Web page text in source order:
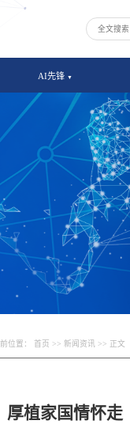
AI先锋
位置：首页 >>新闻资讯 >> 正文
厚植家国情怀走